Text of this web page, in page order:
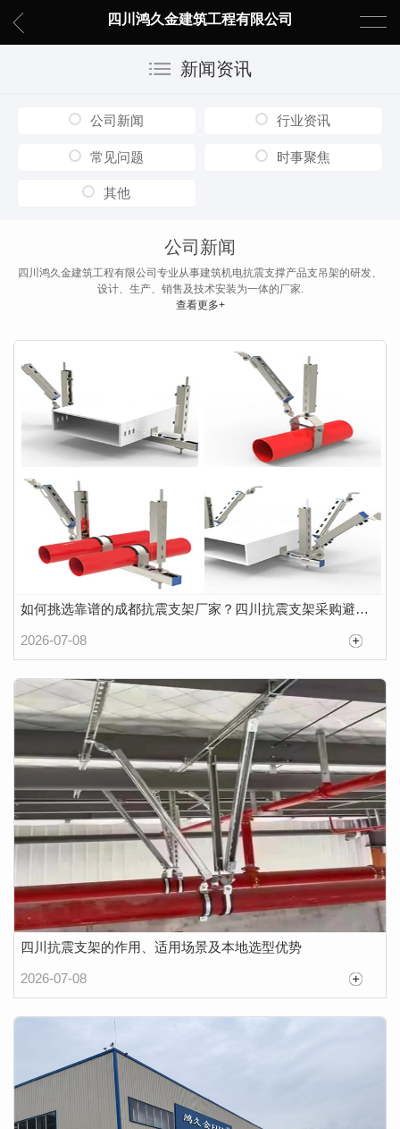
四川鸿久金建筑工程有限公司
新闻资讯
公司新闻 行业资讯
常见问题 时事聚焦
其他
公司新闻
四川鸿久金建筑工程有限公司专业从事建筑机电抗震支撑产品支吊架的研发、
设计、生产、销售及技术安装为一体的厂家.
查看更多+
如何挑选靠谱的成都抗震支架厂家？四川抗震支架采购避坑指南
2026-07-08
四川抗震支架的作用、适用场景及本地选型优势
2026-07-08